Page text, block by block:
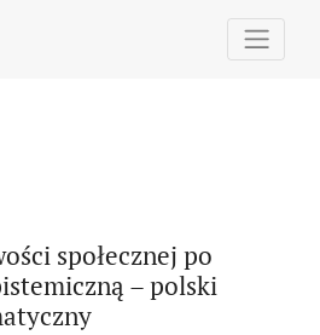
społecznej po
– polski